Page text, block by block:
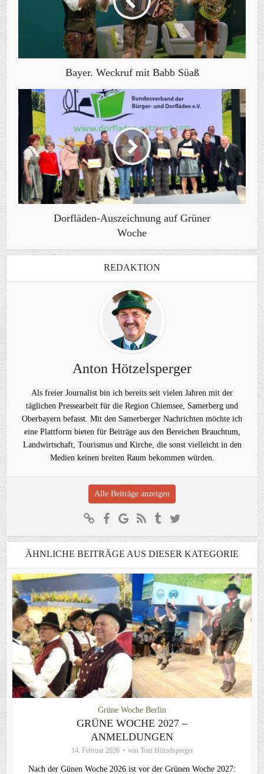
Bayer. Weckruf mit Babb Süaß
Dorfläden-Auszeichnung auf Grüner
Woche
REDAKTION
Anton Hötzelsperger
Als freier Journalist bin ich bereits seit vielen Jahren mit der
täglichen Pressearbeit für die Region Chiemsee, Samerberg und
Oberbayern befasst. Mit den Samerberger Nachrichten möchte ich
eine Plattform bieten für Beiträge aus den Bereichen Brauchtum,
Landwirtschaft, Tourismus und Kirche, die sonst vielleicht in den
Medien keinen breiten Raum bekommen würden.
Alle Beiträge anzeigen
ÄHNLICHE BEITRÄGE AUS DIESER KATEGORIE
Grüne Woche Berlin
GRÜNE WOCHE 2027 –
ANMELDUNGEN
14. Februar 2026 von Toni Hötzelsperger
Nach der Günen Woche 2026 ist vor der Grünen Woche 2027: